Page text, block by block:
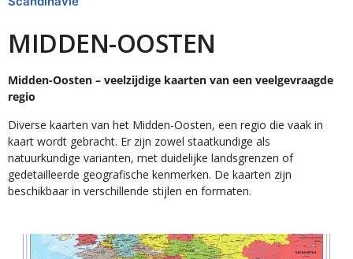
MIDDEN-OOSTEN
Midden-Oosten – veelzijdige kaarten van een veelgevraagde
regio
Diverse kaarten van het Midden-Oosten, een regio die vaak in
kaart wordt gebracht. Er zijn zowel staatkundige als
natuurkundige varianten, met duidelijke landsgrenzen of
gedetailleerde geografische kenmerken. De kaarten zijn
beschikbaar in verschillende stijlen en formaten.